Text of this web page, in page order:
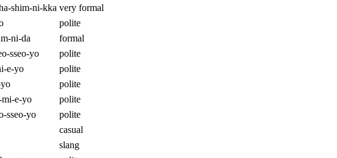
shim-ni-kka very formal
polite
ni-da
formal
sseo-yo
polite
e-yo
polite
polite
mi-e-yo
polite
sseo-yo
polite
casual
slang